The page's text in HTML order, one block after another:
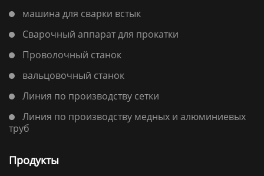
машина для сварки встык
Сварочный аппарат для прокатки
Проволочный станок
вальцовочный станок
Линия по производству сетки
Линия по производству медных и алюминиевых
труб
Продукты